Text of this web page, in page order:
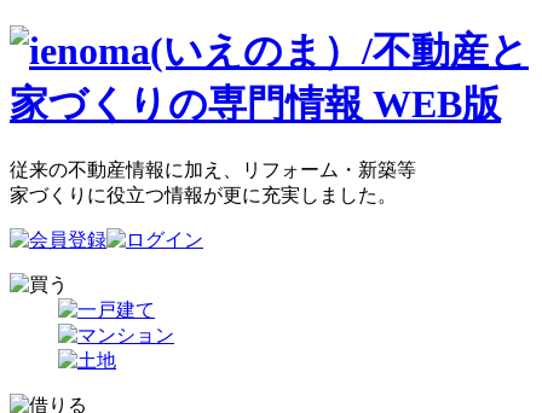
従来の不動産情報に加え、リフォーム・新築等
家づくりに役立つ情報が更に充実しました。